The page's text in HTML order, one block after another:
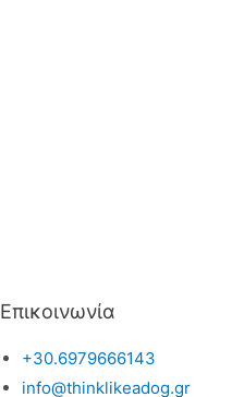
Επικοινωνία
+30.6979666143
info@thinklikeadog.gr